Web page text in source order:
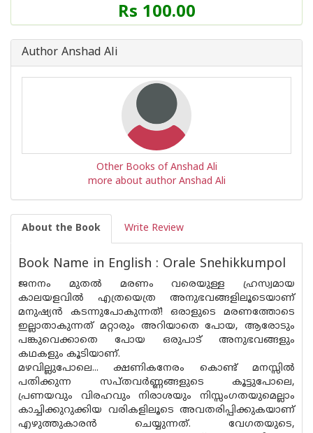
Price
of
Book
Rs 100.00
Author Anshad Ali
Other Books of Anshad Ali
more about author Anshad Ali
About the Book Write Review
Book Name in English : Orale Snehikkumpol
ജനനം മുതൽ മരണം വരെയുള്ള ഹ്രസ്വമായ
കാലയളവിൽ എത്രയെത്ര അനുഭവങ്ങളിലൂടെയാണ്
മനുഷ്യൻ കടന്നുപോകുന്നത്! ഒരാളുടെ മരണത്തോടെ
ഇല്ലാതാകുന്നത് മറ്റാരും അറിയാതെ പോയ, ആരോടും
പങ്കുവെക്കാതെ പോയ ഒരുപാട് അനുഭവങ്ങളും
കഥകളും കൂടിയാണ്.
മഴവില്ലുപോലെ... ക്ഷണികനേരം കൊണ്ട് മനസ്സിൽ
പതിക്കുന്ന സപ്‌തവർണ്ണങ്ങളുടെ കൂട്ടുപോലെ,
പ്രണയവും വിരഹവും നിരാശയും നിസ്സംഗതയുമെല്ലാം
കാച്ചിക്കുറുക്കിയ വരികളിലൂടെ അവതരിപ്പിക്കുകയാണ്
എഴുത്തുകാരൻ ചെയ്യുന്നത്. വേഗതയുടെ,